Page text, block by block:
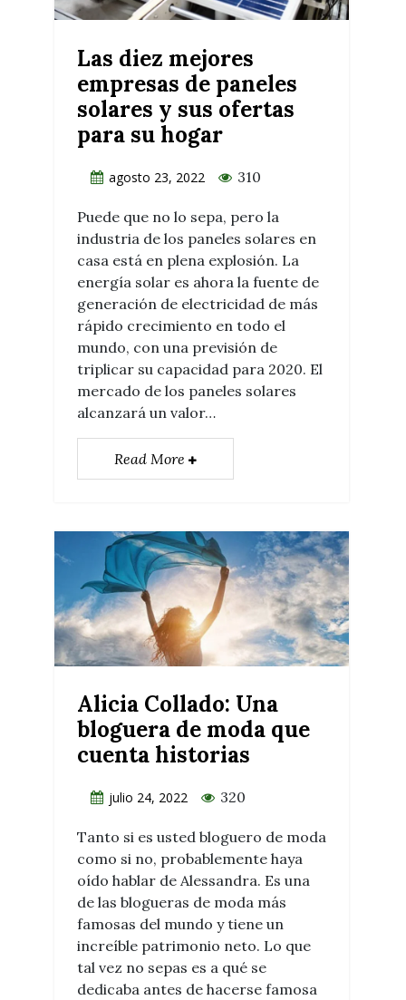
Las diez mejores
empresas de paneles
solares y sus ofertas
para su hogar
agosto 23, 2022 310
Puede que no lo sepa, pero la
industria de los paneles solares en
casa está en plena explosión. La
energía solar es ahora la fuente de
generación de electricidad de más
rápido crecimiento en todo el
mundo, con una previsión de
triplicar su capacidad para 2020. El
mercado de los paneles solares
alcanzará un valor…
Read More
Alicia Collado: Una
bloguera de moda que
cuenta historias
julio 24, 2022 320
Tanto si es usted bloguero de moda
como si no, probablemente haya
oído hablar de Alessandra. Es una
de las blogueras de moda más
famosas del mundo y tiene un
increíble patrimonio neto. Lo que
tal vez no sepas es a qué se
dedicaba antes de hacerse famosa